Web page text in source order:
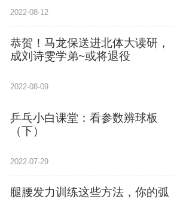
2022-08-12
恭贺！马龙保送进北体大读研，
成刘诗雯学弟~或将退役
2022-08-09
乒乓小白课堂：看参数辨球板
（下）
2022-07-29
腿腰发力训练这些方法，你的弧